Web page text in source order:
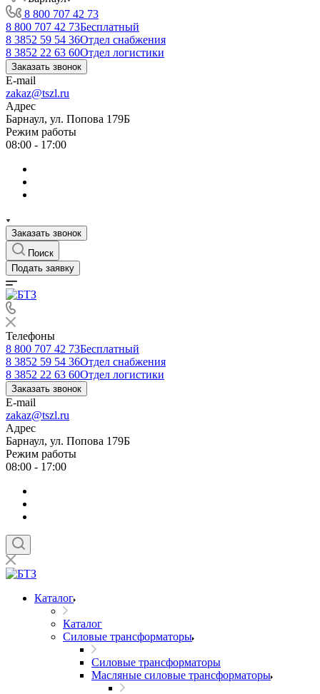
8 800 707 42 73
8 800 707 42 73Бесплатный
8 3852 59 54 36Отдел снабжения
8 3852 22 63 60Отдел логистики
Заказать звонок
E-mail
zakaz@tszl.ru
Адрес
Барнаул, ул. Попова 179Б
Режим работы
08:00 - 17:00
Заказать звонок
Поиск
Подать заявку
Телефоны
8 800 707 42 73Бесплатный
8 3852 59 54 36Отдел снабжения
8 3852 22 63 60Отдел логистики
Заказать звонок
E-mail
zakaz@tszl.ru
Адрес
Барнаул, ул. Попова 179Б
Режим работы
08:00 - 17:00
Каталог
Каталог
Силовые трансформаторы
Силовые трансформаторы
Масляные силовые трансформаторы